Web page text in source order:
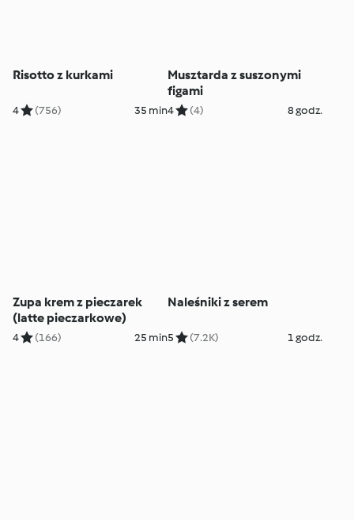
Risotto z kurkami
4 (756) 35 min
Musztarda z suszonymi
figami
4 (4) 8 godz.
Zupa krem z pieczarek
(latte pieczarkowe)
4 (166) 25 min
Naleśniki z serem
5 (7.2K) 1 godz.